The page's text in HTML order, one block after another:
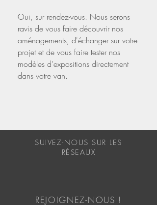
Oui, sur rendez-vous. Nous serons
ravis de vous faire découvrir nos
aménagements, d'échanger sur votre
projet et de vous faire tester nos
modèles d'expositions directement
dans votre van.
SUIVEZ-NOUS SUR LES
RÉSEAUX
REJOIGNEZ-NOUS !